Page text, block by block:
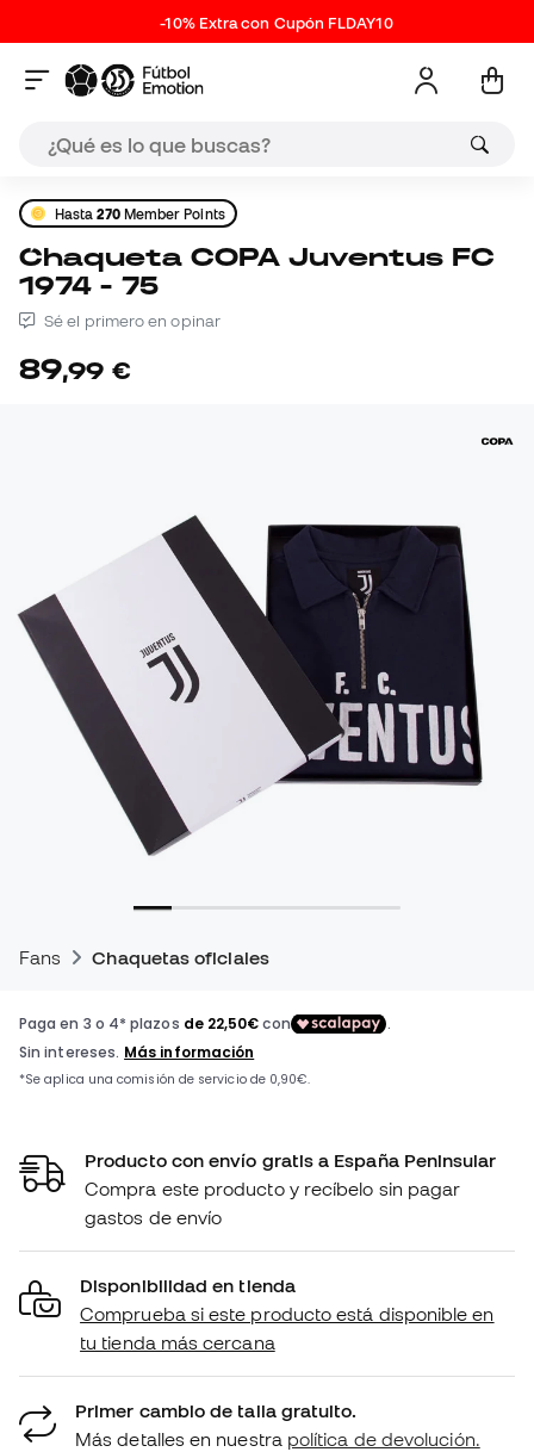
-10% Extra con Cupón FLDAY10
Hasta270Member Points
Chaqueta COPA Juventus FC
1974 - 75
Sé el primero en opinar
89,99 €
Fans Chaquetas oficiales
Producto con envío gratis a España Peninsular
Compra este producto y recíbelo sin pagar
gastos de envío
Disponibilidad en tienda
Comprueba si este producto está disponible en
tu tienda más cercana
Primer cambio de talla gratuito.
Más detalles en nuestra política de devolución.